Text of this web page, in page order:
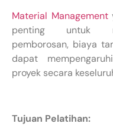
Material Management
penting untuk
pemborosan, biaya
dapat
proyek secara
Tujuan Pelatihan: